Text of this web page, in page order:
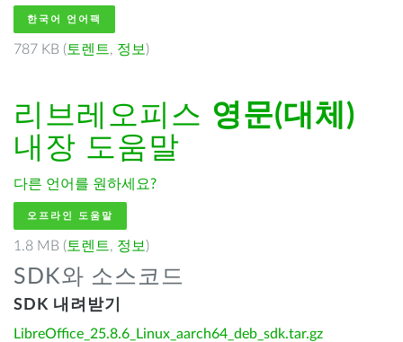
한국어 언어팩
787 KB ( 토렌트, 정보 )
리브레오피스 영문(대체)
내장 도움말
다른 언어를 원하세요?
오프라인 도움말
1.8 MB ( 토렌트, 정보 )
SDK와 소스코드
SDK 내려받기
LibreOffice_25.8.6_Linux_aarch64_deb_sdk.tar.gz